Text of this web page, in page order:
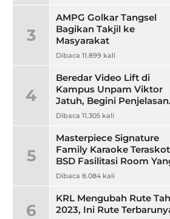
3
AMPG Golkar Tangsel
Bagikan Takjil ke
Masyarakat
Dibaca 11.899 kali
4
Beredar Video Lift di
Kampus Unpam Viktor
Jatuh, Begini Penjelasan
Rektor Unpam
Dibaca 11.305 kali
5
Masterpiece Signature
Family Karaoke
BSD Fasilitasi Room
Nyaman dan Harga
Dibaca 8.084 kali
6
KRL Mengubah Rute
2023, Ini Rute